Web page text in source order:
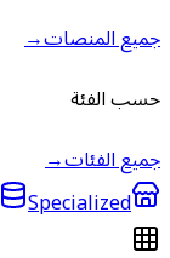
جميع المنصات→
حسب الفئة
جميع الفئات→
Specialized